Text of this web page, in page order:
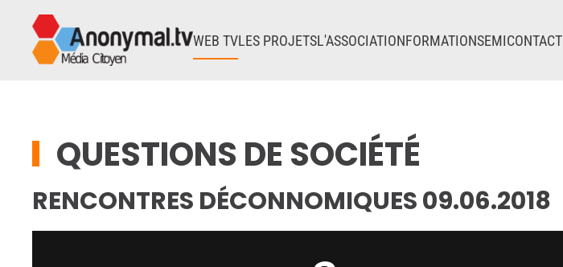
Accéder au contenu principal
WEB TVLES PROJETSL'ASSOCIATIONFORMATIONSEMICONTACT
QUESTIONS DE SOCIÉTÉ
RENCONTRES DÉCONNOMIQUES 09.06.2018